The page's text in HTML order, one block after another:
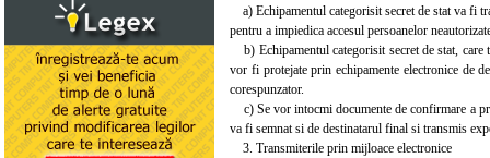
a) Echipamentul categorisit secret de stat va fi
pentru a impiedica accesul persoanelor
b) Echipamentul categorisit secret de stat, care
vor fi protejate prin echipamente electronice de
corespunzator.
c) Se vor intocmi documente de confirmare a
va fi semnat si de destinatarul final si transmis
3. Transmiterile prin mijloace electronice